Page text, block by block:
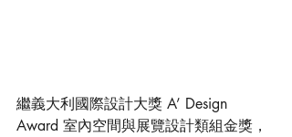
繼義大利國際設計大獎 A’ Design
Award 室內空間與展覽設計類組金獎，